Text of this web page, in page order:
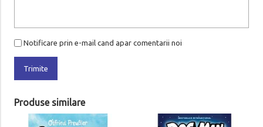
Notificare prin e-mail cand apar comentarii noi
Trimite
Produse similare